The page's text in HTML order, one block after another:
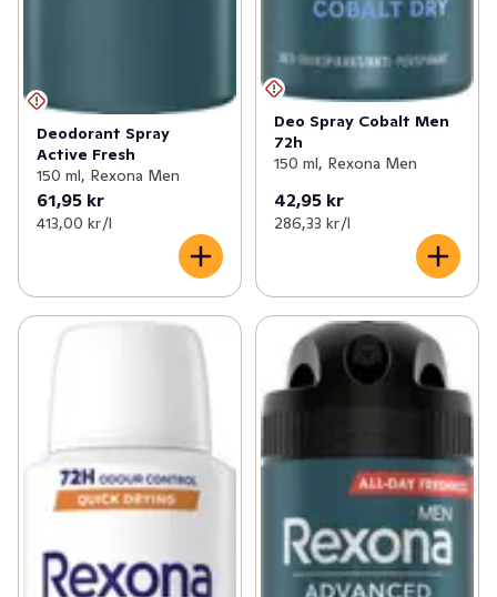
Deodorant Spray
Active Fresh
150 ml, Rexona Men
61,95 kr
413,00 kr /l
Deo Spray Cobalt Men
72h
150 ml, Rexona Men
42,95 kr
286,33 kr /l